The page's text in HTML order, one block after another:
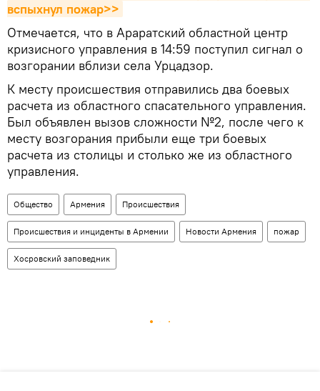
вспыхнул пожар>>
Отмечается, что в Араратский областной центр
кризисного управления в 14:59 поступил сигнал о
возгорании вблизи села Урцадзор.
К месту происшествия отправились два боевых
расчета из областного спасательного управления.
Был объявлен вызов сложности №2, после чего к
месту возгорания прибыли еще три боевых
расчета из столицы и столько же из областного
управления.
Общество Армения Происшествия
Происшествия и инциденты в Армении Новости Армения пожар
Хосровский заповедник